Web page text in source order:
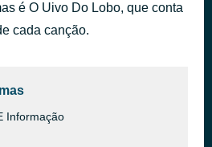
é O Uivo Do Lobo, que conta
cada canção.
Informação